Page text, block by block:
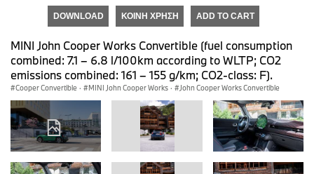
DOWNLOAD ΚΟΙΝΉ ΧΡΉΣΗ ADD TO CART
MINI John Cooper Works Convertible (fuel consumption
combined: 7.1 – 6.8 l/100km according to WLTP; CO2
emissions combined: 161 – 155 g/km; CO2-class: F).
Cooper Convertible · MINI John Cooper Works · John Cooper Works Convertible